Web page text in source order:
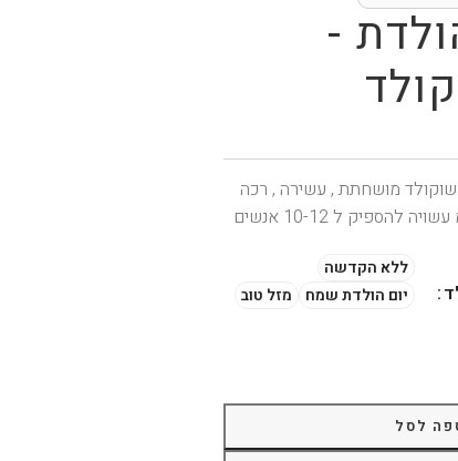
-
שוקולד מושחתת , עשירה , רכה
ללא הקדשה
יום הולדת שמח
מזל טוב
לסל